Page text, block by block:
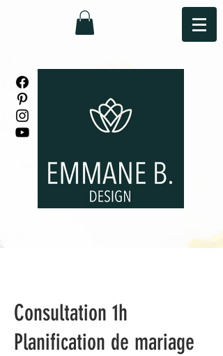
Consultation 1h
Planification de mariage